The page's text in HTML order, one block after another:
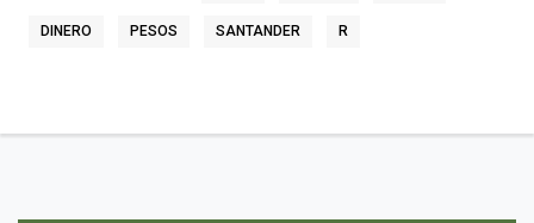
DINERO PESOS SANTANDER R